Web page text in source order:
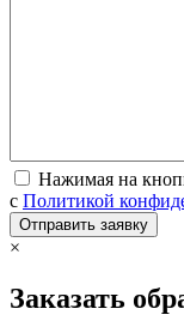
Нажимая на
с Политикой
×
Заказать